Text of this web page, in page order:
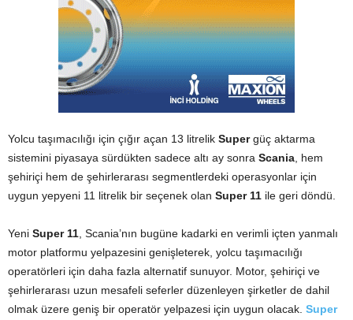
Yolcu taşımacılığı için çığır açan 13 litrelik Supergüç aktarma
sistemini piyasaya sürdükten sadece altı ay sonra Scania , hem
şehiriçi hem de şehirlerarası segmentlerdeki operasyonlar için
uygun yepyeni 11 litrelik bir seçenek olan Super 11 ile geri döndü.
Yeni Super 11 , Scania’nın bugüne kadarki en verimli içten yanmalı
motor platformu yelpazesini genişleterek, yolcu taşımacılığı
operatörleri için daha fazla alternatif sunuyor. Motor, şehiriçi ve
şehirlerarası uzun mesafeli seferler düzenleyen şirketler de dahil
olmak üzere geniş bir operatör yelpazesi için uygun olacak. Super